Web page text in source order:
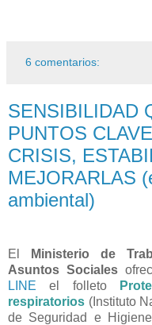
6 comentarios:
SENSIBILIDAD
PUNTOS
CRISIS,
MEJORARLAS
ambiental)
El
Ministerio de
Asuntos Sociales
LINE el folleto
respiratorios (Instituto
de Seguridad e